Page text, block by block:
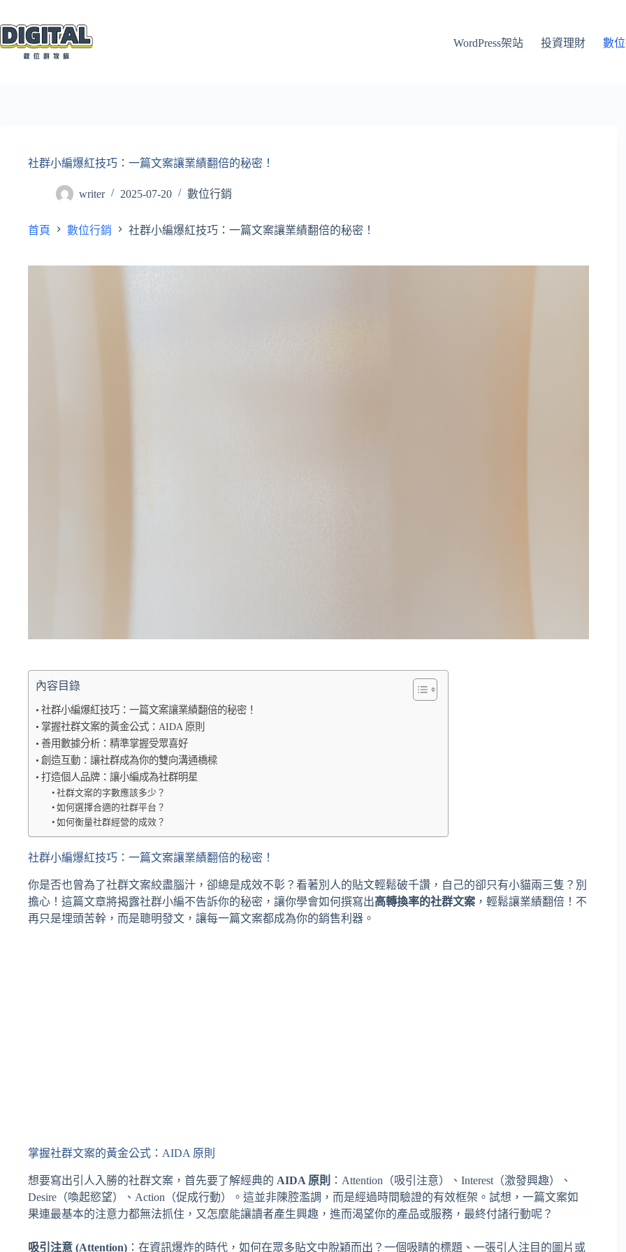
至
主
WordPress架站 投資理財 數
社群小編爆紅技巧：一篇文案讓業績翻倍的秘密！
writer 2025-07-20 數位行銷
首頁 數位行銷 社群小編爆紅技巧：一篇文案讓業績翻倍的秘密！
內容目錄
社群小編爆紅技巧：一篇文案讓業績翻倍的秘密！
掌握社群文案的黃金公式：AIDA 原則
善用數據分析：精準掌握受眾喜好
創造互動：讓社群成為你的雙向溝通橋樑
打造個人品牌：讓小編成為社群明星
社群文案的字數應該多少？
如何選擇合適的社群平台？
如何衡量社群經營的成效？
社群小編爆紅技巧：一篇文案讓業績翻倍的秘密！
你是否也曾為了社群文案絞盡腦汁，卻總是成效不彰？看著別人的貼文輕鬆破千讚，自己的卻只有小貓兩三隻？別
擔心！這篇文章將揭露社群小編不告訴你的秘密，讓你學會如何撰寫出高轉換率的社群文案 ，輕鬆讓業績翻倍！不
再只是埋頭苦幹，而是聰明發文，讓每一篇文案都成為你的銷售利器。
掌握社群文案的黃金公式：AIDA 原則
想要寫出引人入勝的社群文案，首先要了解經典的 AIDA 原則
：Attention（吸引注意）、Interest（激發興趣）、
Desire（喚起慾望）、Action（促成行動）。這並非陳腔濫調，而是經過時間驗證的有效框架。試想，一篇文案如
果連最基本的注意力都無法抓住，又怎麼能讓讀者產生興趣，進而渴望你的產品或服務，最終付諸行動呢？
吸引注意 (Attention) ：在資訊爆炸的時代，如何在眾多貼文中脫穎而出？一個吸睛的標題、一張引人注目的圖片或